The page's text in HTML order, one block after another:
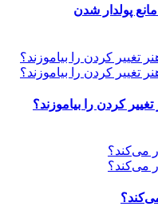
کردن را بیاموزند؟